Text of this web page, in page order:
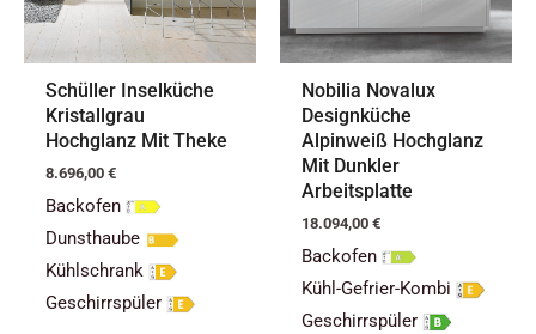
Schüller Inselküche
Kristallgrau
Hochglanz Mit Theke
8.696,00 €
Backofen
Dunsthaube
Kühlschrank
Geschirrspüler
Nobilia Novalux
Designküche
Alpinweiß Hochglanz
Mit Dunkler
Arbeitsplatte
18.094,00 €
Backofen
Kühl-Gefrier-Kombi
Geschirrspüler